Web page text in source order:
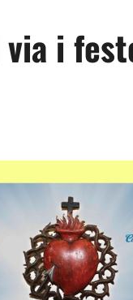
i